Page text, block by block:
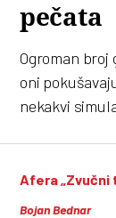
pečata
Ogroman broj
oni
nekakvi
Afera „Zvučni
Bojan Bednar